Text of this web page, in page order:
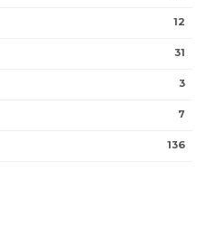
12
31
3
7
136